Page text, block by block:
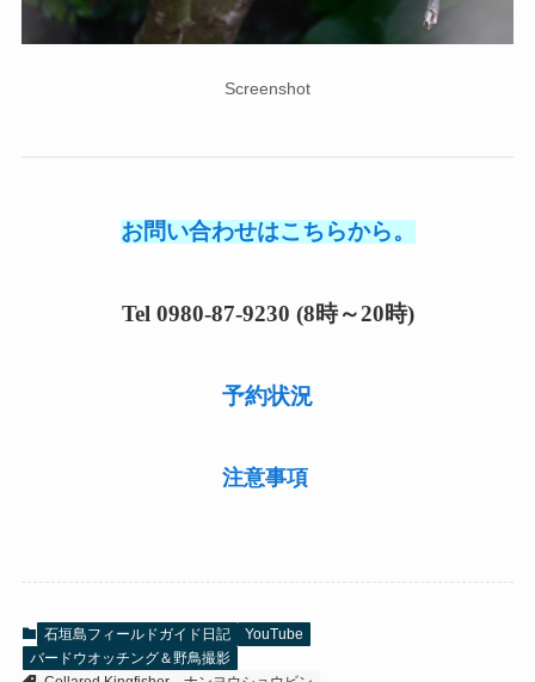
Screenshot
お問い合わせはこちらから。
Tel 0980-87-9230 (8時～20時)
予約状況
注意事項
石垣島フィールドガイド日記
YouTube
バードウオッチング＆野鳥撮影